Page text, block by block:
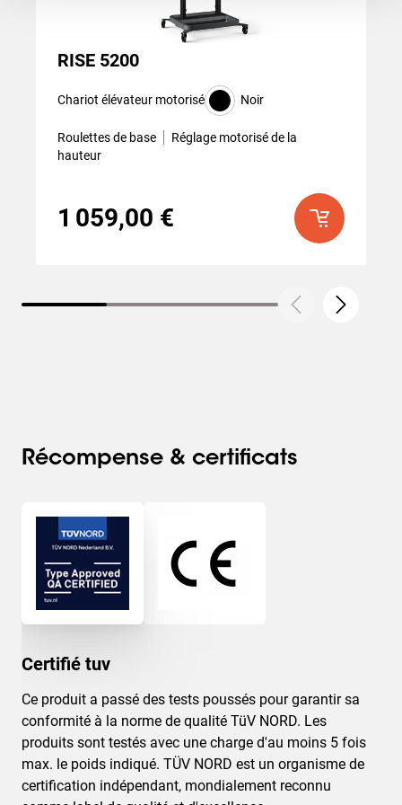
RISE 5200
Chariot élévateur motorisé Noir
Roulettes de base
Réglage motorisé de la
hauteur
1 059,00 €
Récompense & certificats
Certifié tuv
Ce produit a passé des tests poussés pour garantir sa
conformité à la norme de qualité TüV NORD. Les
produits sont testés avec une charge d'au moins 5 fois
max. le poids indiqué. TÜV NORD est un organisme de
certification indépendant, mondialement reconnu